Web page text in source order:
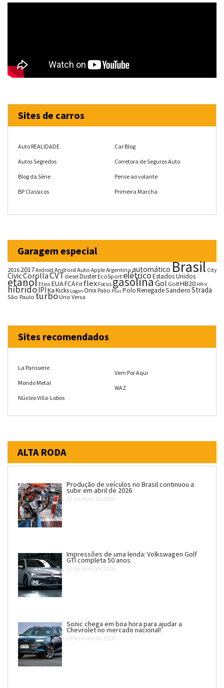
Sites de carros
Auto REALIDADE
Autos Segredos
Blog da Série
BP Classicos
Car Blog
Corretora de Seguros Auto
Pense ao volante
Primeira Marcha
Garagem especial
20162017Android Android Auto AppleArgentina automáticoBrasil City
CivicCorollaCVTdieselDusterEcoSportelétricoEstados Unidos
etanol Etios EUAFCA Fit flex FocusgasolinaGol GolfHB20 HR-V
híbridoIPIKaKicks Logan OnixPalio PlusPoloRenegadeSanderoStrada
São Paulo turboUno Versa
Sites recomendados
La Parisserie
Mondo Metal
Núcleo Villa-Lobos
Vem Por Aqui
WAZ
ALTA RODA
Produção de veículos no Brasil continuou a
subir em abril de 2026
22 de maio de 2026
Impressões de uma lenda: Volkswagen Golf
GTI completa 50 anos
20 de maio de 2026
Sonic chega em boa hora para ajudar a
Chevrolet no mercado nacional!
19 de maio de 2026